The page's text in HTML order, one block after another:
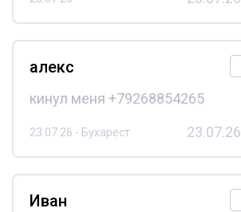
алекс
кинул меня +79268854265
23.07.26 - Бухарест 23.07.26
Иван